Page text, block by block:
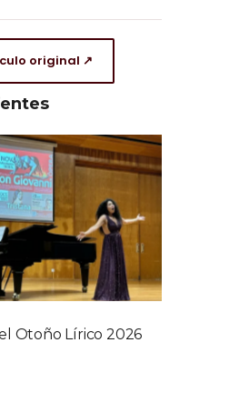
original ↗
Otoño Lírico 2026